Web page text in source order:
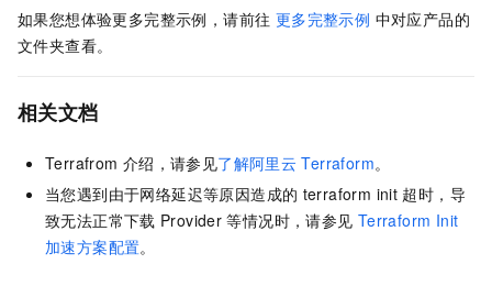
如果您想体验更多完整示例，请前往 更多完整示例 中对应产品的
文件夹查看。
相关文档
Terrafrom 介绍，请参见了解阿里云 Terraform。
当您遇到由于网络延迟等原因造成的 terraform init 超时，导
致无法正常下载 Provider 等情况时，请参见 Terraform Init
加速方案配置。